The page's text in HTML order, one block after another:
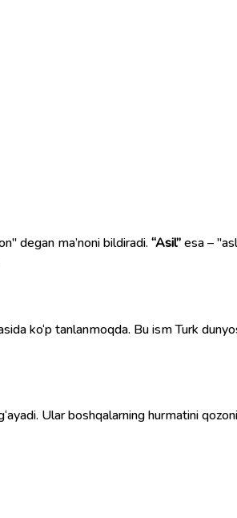
degan ma’noni bildiradi. “Asil”esa –
ko‘p tanlanmoqda. Bu ism Turk
Ular boshqalarning hurmatini